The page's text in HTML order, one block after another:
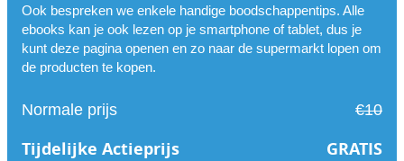
Ook bespreken we enkele handige boodschappentips. Alle
ebooks kan je ook lezen op je smartphone of tablet, dus je
kunt deze pagina openen en zo naar de supermarkt lopen om
de producten te kopen.
Normale prijs €10
Tijdelijke Actieprijs GRATIS